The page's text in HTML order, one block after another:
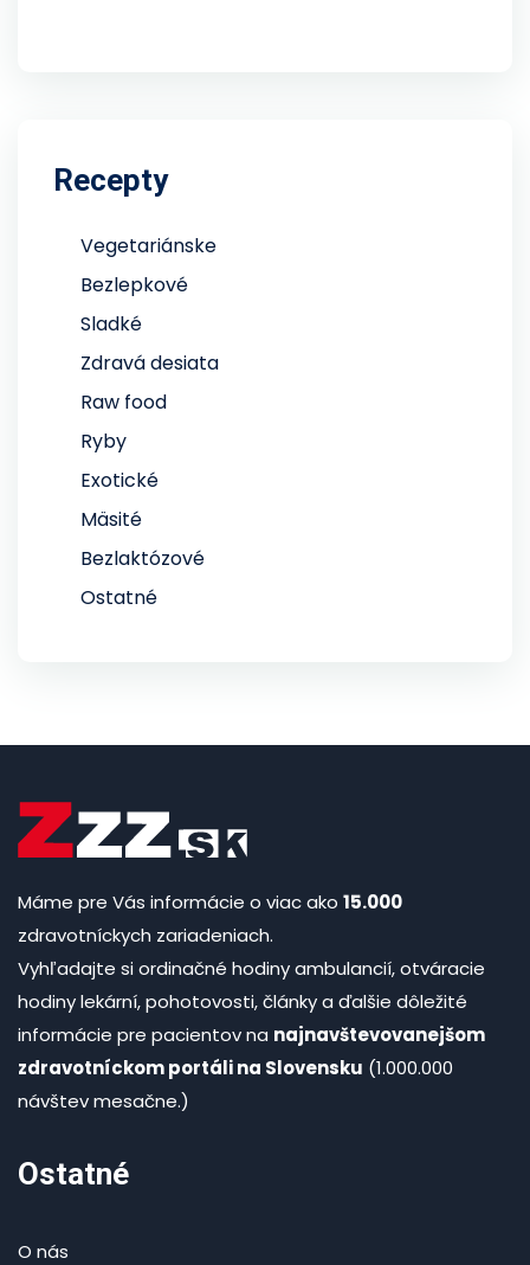
Recepty
Vegetariánske
Bezlepkové
Sladké
Zdravá desiata
Raw food
Ryby
Exotické
Mäsité
Bezlaktózové
Ostatné
Máme pre Vás informácie o viac ako 15.000
zdravotníckych zariadeniach.
Vyhľadajte si ordinačné hodiny ambulancií, otváracie
hodiny lekární, pohotovosti, články a ďalšie dôležité
informácie pre pacientov na najnavštevovanejšom
zdravotníckom portáli na Slovensku (1.000.000
návštev mesačne.)
Ostatné
O nás